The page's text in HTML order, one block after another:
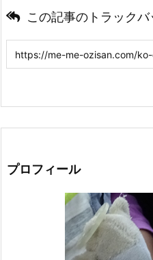
この記事のトラックバ
プロフィール